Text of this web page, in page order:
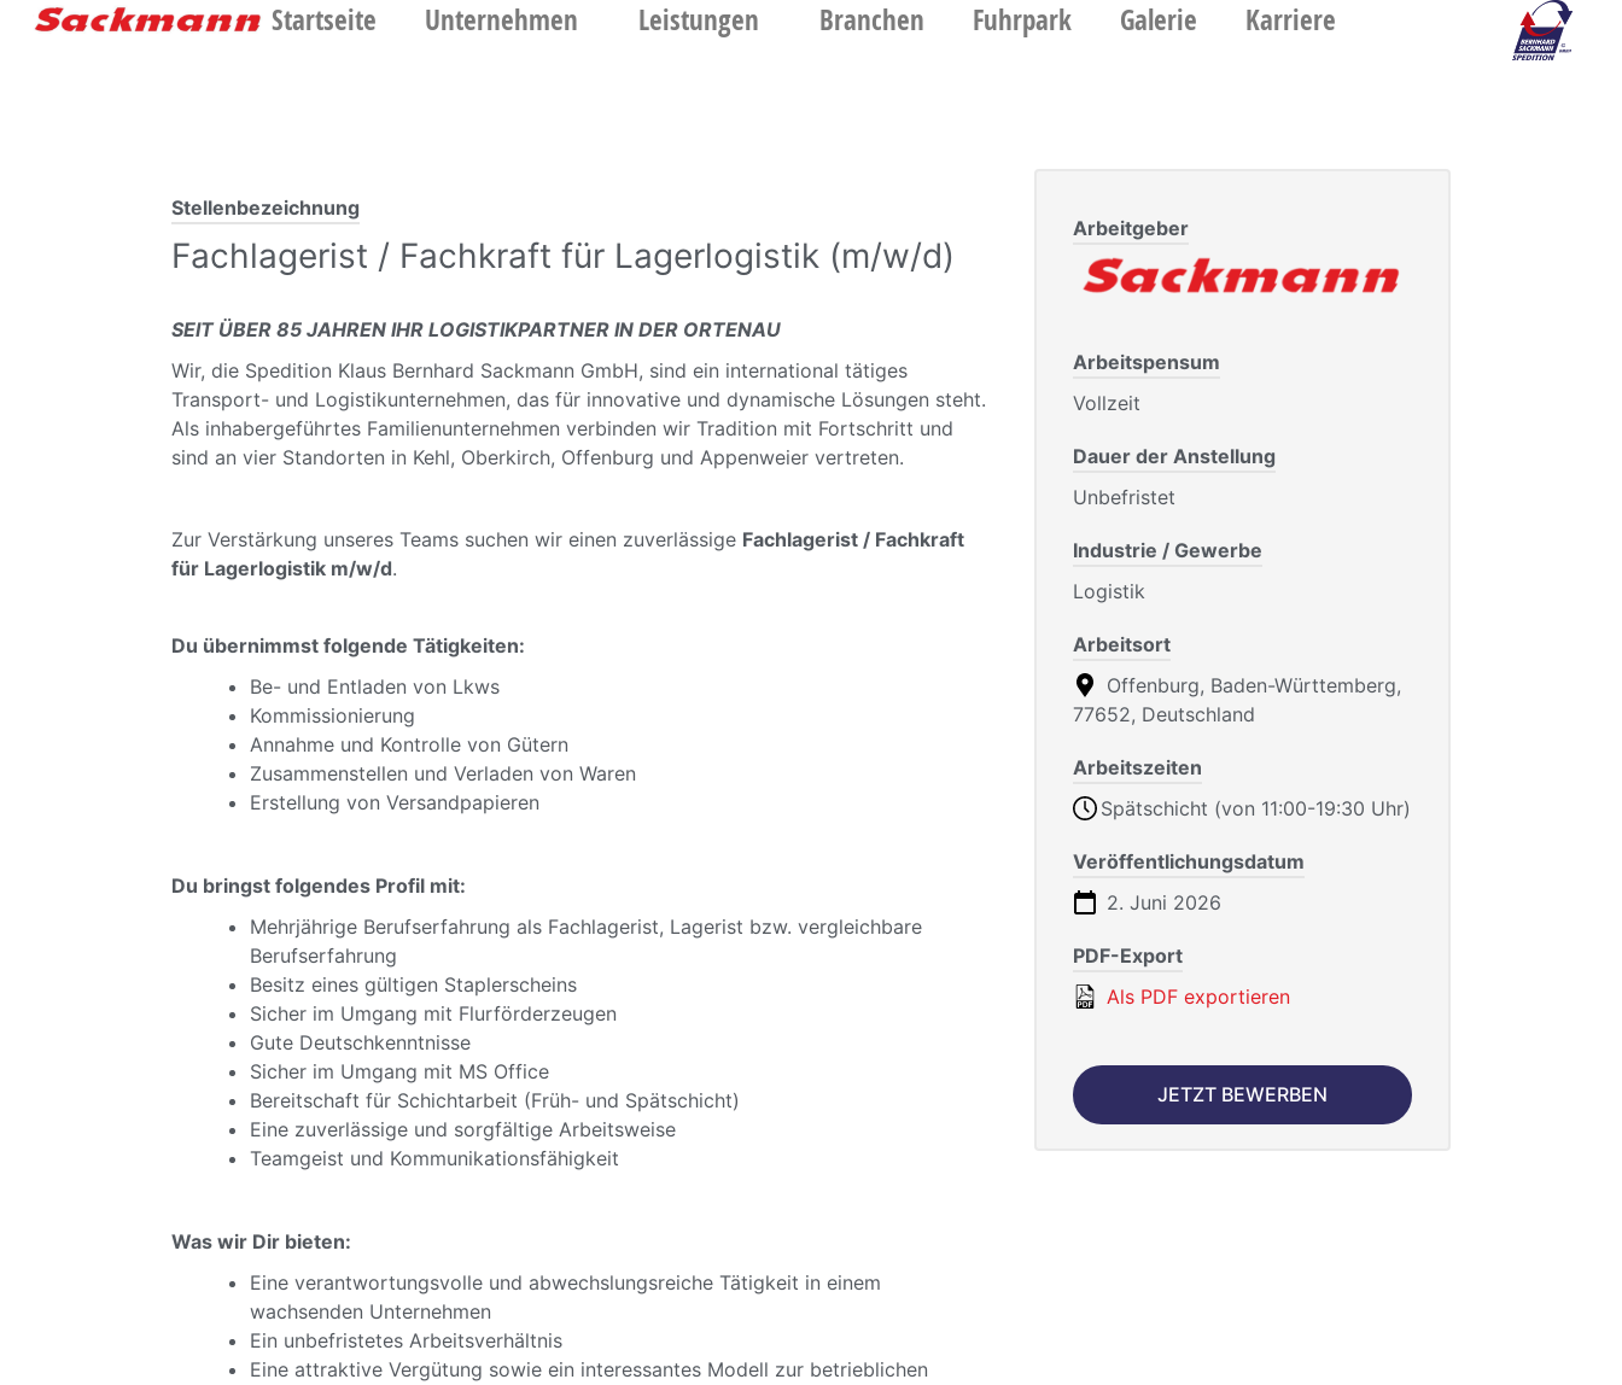
Startseite Unternehmen Leistungen Branchen Fuhrpark Galerie Karriere
Stellenbezeichnung
Fachlagerist / Fachkraft für Lagerlogistik (m/w/d)
SEIT ÜBER 85 JAHREN IHR LOGISTIKPARTNER IN DER ORTENAU
Wir, die Spedition Klaus Bernhard Sackmann GmbH, sind ein international tätiges
Transport- und Logistikunternehmen, das für innovative und dynamische Lösungen steht.
Als inhabergeführtes Familienunternehmen verbinden wir Tradition mit Fortschritt und
sind an vier Standorten in Kehl, Oberkirch, Offenburg und Appenweier vertreten.
Zur Verstärkung unseres Teams suchen wir einen zuverlässige Fachlagerist / Fachkraft
für Lagerlogistik m/w/d.
Du übernimmst folgende Tätigkeiten:
Be- und Entladen von Lkws
Kommissionierung
Annahme und Kontrolle von Gütern
Zusammenstellen und Verladen von Waren
Erstellung von Versandpapieren
Du bringst folgendes Profil mit:
Mehrjährige Berufserfahrung als Fachlagerist, Lagerist bzw. vergleichbare
Berufserfahrung
Besitz eines gültigen Staplerscheins
Sicher im Umgang mit Flurförderzeugen
Gute Deutschkenntnisse
Sicher im Umgang mit MS Office
Bereitschaft für Schichtarbeit (Früh- und Spätschicht)
Eine zuverlässige und sorgfältige Arbeitsweise
Teamgeist und Kommunikationsfähigkeit
Was wir Dir bieten:
Eine verantwortungsvolle und abwechslungsreiche Tätigkeit in einem
wachsenden Unternehmen
Ein unbefristetes Arbeitsverhältnis
Eine attraktive Vergütung sowie ein interessantes Modell zur betrieblichen
Arbeitgeber
Arbeitspensum
Vollzeit
Dauer der Anstellung
Unbefristet
Industrie / Gewerbe
Logistik
Arbeitsort
Offenburg, Baden-Württemberg,
77652, Deutschland
Arbeitszeiten
Spätschicht (von 11:00-19:30 Uhr)
Veröffentlichungsdatum
2. Juni 2026
PDF-Export
Als PDF exportieren
JETZT BEWERBEN